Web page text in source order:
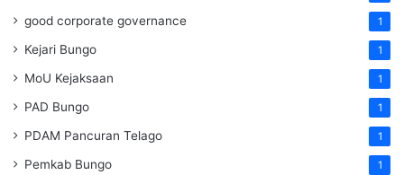
good corporate governance 1
Kejari Bungo 1
MoU Kejaksaan 1
PAD Bungo 1
PDAM Pancuran Telago 1
Pemkab Bungo 1